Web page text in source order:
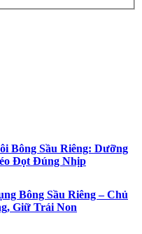
Bông Sầu Riêng: Dưỡng
Đọt Đúng Nhịp
Bông Sầu Riêng – Chủ
Giữ Trái Non